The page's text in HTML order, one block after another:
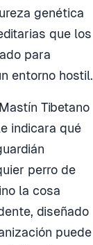
genética
que los
para
entorno hostil.
Tibetano
indicara qué
perro de
la cosa
diseñado
puede